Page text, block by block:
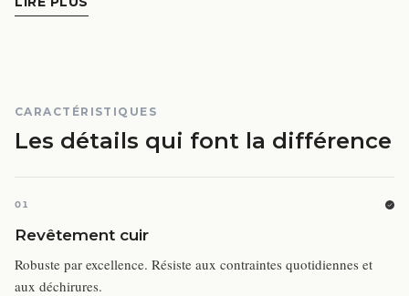
CARACTÉRISTIQUES
Les détails qui font la différence
01
Revêtement cuir
Robuste par excellence. Résiste aux contraintes quotidiennes et
aux déchirures.